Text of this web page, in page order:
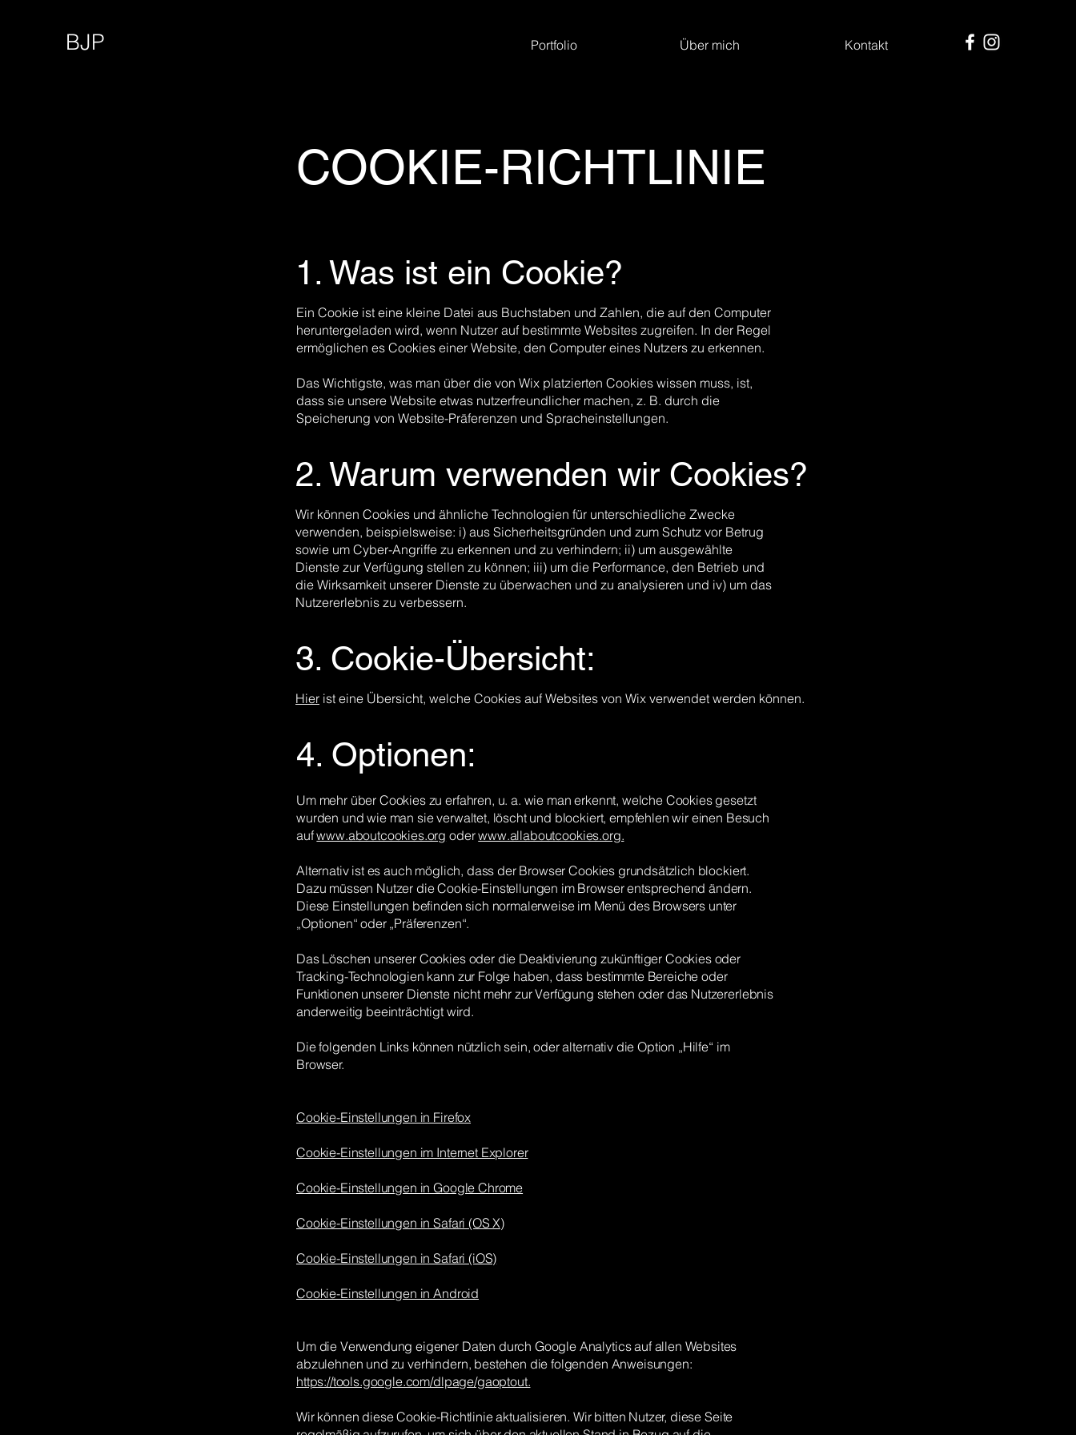
BJP Portfolio Über mich Kontakt
COOKIE-RICHTLINIE
1. Was ist ein Cookie?
Ein Cookie ist eine kleine Datei aus Buchstaben und Zahlen, die auf den Computer
heruntergeladen wird, wenn Nutzer auf bestimmte Websites zugreifen. In der Regel
ermöglichen es Cookies einer Website, den Computer eines Nutzers zu erkennen.
Das Wichtigste, was man über die von Wix platzierten Cookies wissen muss, ist,
dass sie unsere Website etwas nutzerfreundlicher machen, z. B. durch die
Speicherung von Website-Präferenzen und Spracheinstellungen.
2. Warum verwenden wir Cookies?
Wir können Cookies und ähnliche Technologien für unterschiedliche Zwecke
verwenden, beispielsweise: i) aus Sicherheitsgründen und zum Schutz vor Betrug
sowie um Cyber-Angriffe zu erkennen und zu verhindern; ii) um ausgewählte
Dienste zur Verfügung stellen zu können; iii) um die Performance, den Betrieb und
die Wirksamkeit unserer Dienste zu überwachen und zu analysieren und iv) um das
Nutzererlebnis zu verbessern.
3. Cookie-Übersicht:
Hier ist eine Übersicht, welche Cookies auf Websites von Wix verwendet werden können.
4. Optionen:
Um mehr über Cookies zu erfahren, u. a. wie man erkennt, welche Cookies gesetzt
wurden und wie man sie verwaltet, löscht und blockiert, empfehlen wir einen Besuch
aufwww.aboutcookies.org oderwww.allaboutcookies.org.
Alternativ ist es auch möglich, dass der Browser Cookies grundsätzlich blockiert.
Dazu müssen Nutzer die Cookie-Einstellungen im Browser entsprechend ändern.
Diese Einstellungen befinden sich normalerweise im Menü des Browsers unter
„Optionen“ oder „Präferenzen“.
Das Löschen unserer Cookies oder die Deaktivierung zukünftiger Cookies oder
Tracking-Technologien kann zur Folge haben, dass bestimmte Bereiche oder
Funktionen unserer Dienste nicht mehr zur Verfügung stehen oder das Nutzererlebnis
anderweitig beeinträchtigt wird.
Die folgenden Links können nützlich sein, oder alternativ die Option „Hilfe“ im
Browser.
Cookie-Einstellungen in Firefox
Cookie-Einstellungen im Internet Explorer
Cookie-Einstellungen in Google Chrome
Cookie-Einstellungen in Safari (OS X)
Cookie-Einstellungen in Safari (iOS)
Cookie-Einstellungen in Android
Um die Verwendung eigener Daten durch Google Analytics auf allen Websites
abzulehnen und zu verhindern, bestehen die folgenden Anweisungen:
https://tools.google.com/dlpage/gaoptout.
Wir können diese Cookie-Richtlinie aktualisieren. Wir bitten Nutzer, diese Seite